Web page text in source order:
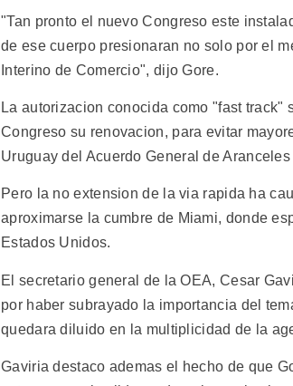
"Tan pronto el nuevo Congreso este
de ese cuerpo presionaran no solo por el
Interino de Comercio", dijo Gore.
La autorizacion conocida como "fast track"
Congreso su renovacion, para evitar
Uruguay del Acuerdo General de
Pero la no extension de la via rapida ha
aproximarse la cumbre de Miami, donde
Estados Unidos.
El secretario general de la OEA, Cesar
por haber subrayado la importancia del
quedara diluido en la multiplicidad de la
Gaviria destaco ademas el hecho de que